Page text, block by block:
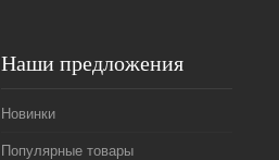
Наши предложения
Новинки
Популярные товары